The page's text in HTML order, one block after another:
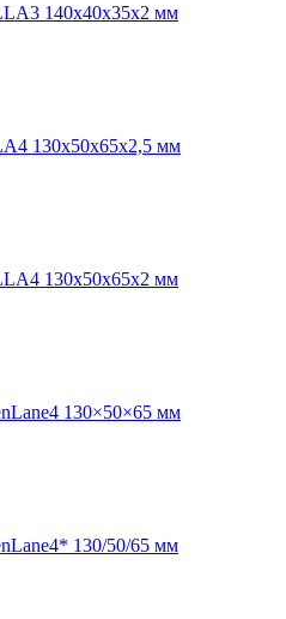
140x40x35x2 мм
130x50x65x2,5 мм
130x50x65x2 мм
130×50×65 мм
130/50/65 мм